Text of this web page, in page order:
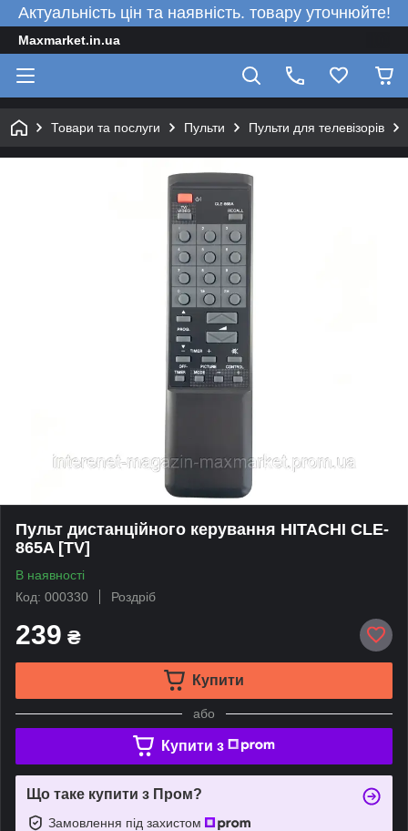
Актуальність цін та наявність. товару уточнюйте!
Maxmarket.in.ua
Товари та послуги Пульти Пульти для телевізорів
Пульт дистанційного керування HITACHI CLE-
865A [TV]
В наявності
Код: 000330
Роздріб
239 ₴
Купити
або
Купити з
Що таке купити з Пром?
Замовлення під захистом